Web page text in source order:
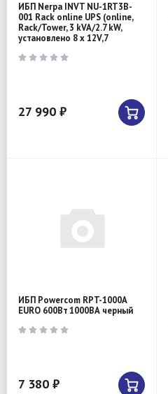
ИБП Nerpa INVT NU-1RT3B-
001 Rack online UPS (online,
Rack/Tower, 3 kVA/2.7 kW,
установлено 8 x 12V,7
27 990 ₽
ИБП Powercom RPT-1000A
EURO 600Вт 1000ВА черный
7 380 ₽